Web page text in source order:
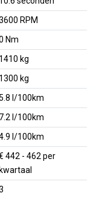
RPM
Nm
1410 kg
1300 kg
l/100km
7.2 l/100km
l/100km
442 - 462 per
kwartaal